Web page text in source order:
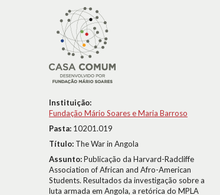
Instituição:
Fundação Mário Soares e Maria Barroso
Pasta: 10201.019
Título: The War in Angola
Assunto:Publicação da Harvard-Radcliffe
Association of African and Afro-American
Students. Resultados da investigação sobre a
luta armada em Angola, a retórica do MPLA